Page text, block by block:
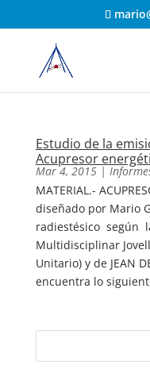
Estudio de la
Acupresor
Mar 4, 2015|
MATERIAL.-
diseñado por
radiestésico según
Multidisciplinar
Unitario) y de JEAN
encuentra lo